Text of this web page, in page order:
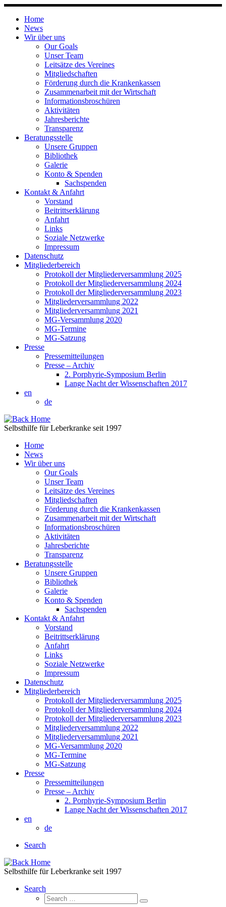
Skip
content
Home
News
Wir über uns
Our Goals
Unser Team
Leitsätze des Vereines
Mitgliedschaften
Förderung durch die Krankenkassen
Zusammenarbeit mit der Wirtschaft
Informationsbroschüren
Aktivitäten
Jahresberichte
Transparenz
Beratungsstelle
Unsere Gruppen
Bibliothek
Galerie
Konto & Spenden
Sachspenden
Kontakt & Anfahrt
Vorstand
Beitrittserklärung
Anfahrt
Links
Soziale Netzwerke
Impressum
Datenschutz
Mitgliederbereich
Protokoll der Mitgliederversammlung 2025
Protokoll der Mitgliederversammlung 2024
Protokoll der Mitgliederversammlung 2023
Mitgliederversammlung 2022
Mitgliederversammlung 2021
MG-Versammlung 2020
MG-Termine
MG-Satzung
Presse
Pressemitteilungen
Presse – Archiv
2. Porphyrie-Symposium Berlin
Lange Nacht der Wissenschaften 2017
en
de
Selbsthilfe für Leberkranke seit 1997
Home
News
Wir über uns
Our Goals
Unser Team
Leitsätze des Vereines
Mitgliedschaften
Förderung durch die Krankenkassen
Zusammenarbeit mit der Wirtschaft
Informationsbroschüren
Aktivitäten
Jahresberichte
Transparenz
Beratungsstelle
Unsere Gruppen
Bibliothek
Galerie
Konto & Spenden
Sachspenden
Kontakt & Anfahrt
Vorstand
Beitrittserklärung
Anfahrt
Links
Soziale Netzwerke
Impressum
Datenschutz
Mitgliederbereich
Protokoll der Mitgliederversammlung 2025
Protokoll der Mitgliederversammlung 2024
Protokoll der Mitgliederversammlung 2023
Mitgliederversammlung 2022
Mitgliederversammlung 2021
MG-Versammlung 2020
MG-Termine
MG-Satzung
Presse
Pressemitteilungen
Presse – Archiv
2. Porphyrie-Symposium Berlin
Lange Nacht der Wissenschaften 2017
en
de
Search
Selbsthilfe für Leberkranke seit 1997
Search
Search
Search